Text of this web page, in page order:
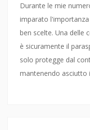
Durante le mie
imparato
ben scelte. Una delle
è sicuramente il
solo protegge dal
mantenendo asciutto